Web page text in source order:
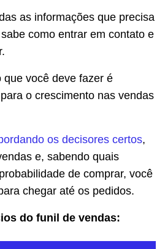
as informações que precisa
como entrar em contato e
que você deve fazer é
o crescimento nas vendas
os decisores certos,
e, sabendo quais
de comprar, você
chegar até os pedidos.
do funil de vendas: